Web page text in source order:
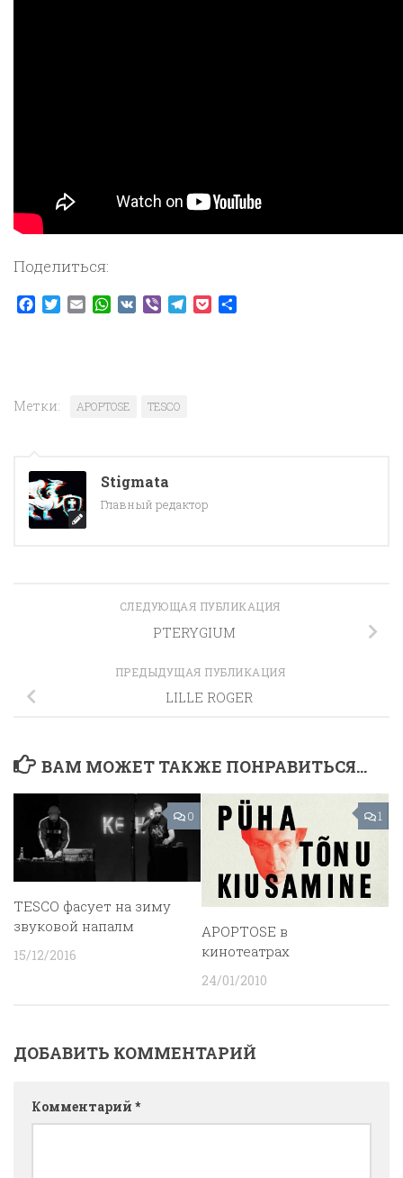
Поделиться:
Facebook
TwitterEmailWhatsApp
VK ViberTelegram
Pocket
Метки: APOPTOSE TESCO
Stigmata
Главный редактор
СЛЕДУЮЩАЯ ПУБЛИКАЦИЯ
PTERYGIUM
ПРЕДЫДУЩАЯ ПУБЛИКАЦИЯ
LILLE ROGER
ВАМ МОЖЕТ ТАКЖЕ ПОНРАВИТЬСЯ...
0
TESCO фасует на зиму
звуковой напалм
15/12/2016
1
APOPTOSE в
кинотеатрах
24/01/2010
ДОБАВИТЬ КОММЕНТАРИЙ
Комментарий *